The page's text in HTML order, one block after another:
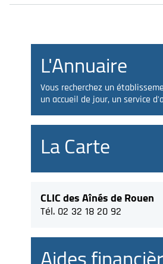
L'Annuaire
Vous recherchez un
un accueil de jour, un service
La Carte
CLIC des Aînés de Rouen
Tél. 02 32 18 20 92